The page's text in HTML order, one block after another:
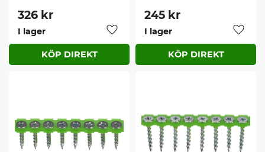
mot stålregel.
Borrkapacitet 0,4 – 0,9
mm
326 kr
Lägg till i favoriter
I lager
245 kr
Lägg
I lager